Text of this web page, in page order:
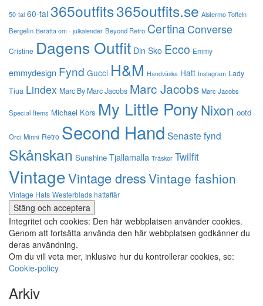
50-tal 60-tal 365outfits365outfits.se Alstermo Toffeln
Bergelin Berätta om - julkalender Beyond Retro CertinaConverse
Cristine Dagens Outfit Din Sko Ecco Emmy
emmydesign Fynd Gucci H&M Handväska Hatt Instagram Lady
Tiua Lindex Marc By Marc Jacobs Marc Jacobs Marc Jacobs
Special Items Michael Kors My Little PonyNixon ootd
Orci Minni Retro Second Hand Senaste fynd
Skånskan Sunshine Tjallamalla Träskor Twilfit
VintageVintage dressVintage fashion
Vintage Hats Westerblads hattaffär
Integritet och cookies: Den här webbplatsen använder cookies.
Genom att fortsätta använda den här webbplatsen godkänner du
deras användning.
Om du vill veta mer, inklusive hur du kontrollerar cookies, se:
Cookie-policy
Arkiv